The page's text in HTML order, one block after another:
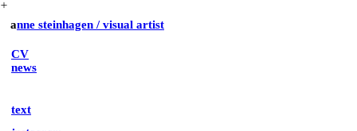
︎
anne steinhagen / visual artist
CV
news
text